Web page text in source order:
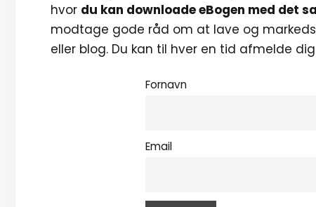
hvor du kan downloade eBogen med det
modtage gode råd om at lave og
eller blog. Du kan til hver en tid afmelde
Fornavn
Email